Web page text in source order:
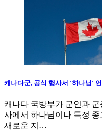
캐나다군, 공식 행사서 '하나님'
캐나다 국방부가 군인과
사에서 하나님이나 특정
새로운 지…